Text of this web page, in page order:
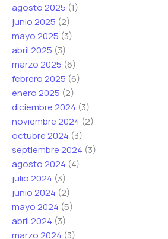
agosto 2025 (1)
junio 2025 (2)
mayo 2025 (3)
abril 2025 (3)
marzo 2025 (6)
febrero 2025 (6)
enero 2025 (2)
diciembre 2024 (3)
noviembre 2024 (2)
octubre 2024 (3)
septiembre 2024 (3)
agosto 2024 (4)
julio 2024 (3)
junio 2024 (2)
mayo 2024 (5)
abril 2024 (3)
marzo 2024 (3)